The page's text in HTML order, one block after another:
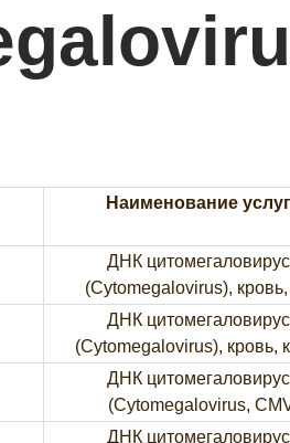
Наименование
ДНК
(Cytomegalovirus), кровь,
ДНК
(Cytomegalovirus), кровь,
ДНК
(Cytomegalovirus,
ДНК